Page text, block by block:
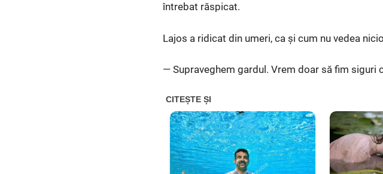
întrebat răspicat.
Lajos a ridicat din umeri, ca și cum nu vedea
— Supraveghem gardul. Vrem doar să fim siguri